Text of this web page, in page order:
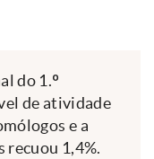
do 1.º
de atividade
e a
recuou 1,4%.